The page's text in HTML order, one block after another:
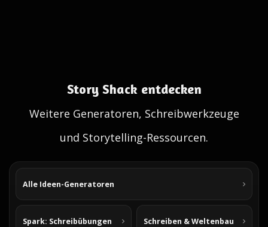
Story Shack entdecken
Weitere Generatoren, Schreibwerkzeuge
und Storytelling-Ressourcen.
Alle Ideen-Generatoren
Spark: Schreibübungen Schreiben & Weltenbau